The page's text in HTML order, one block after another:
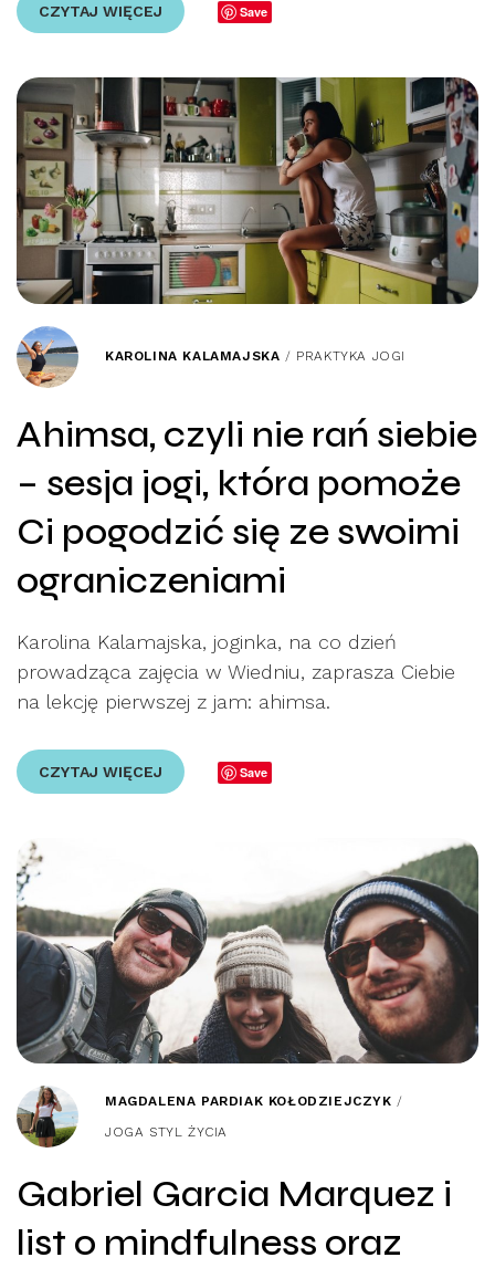
CZYTAJ WIĘCEJ Save
KAROLINA KALAMAJSKA / PRAKTYKA JOGI
Ahimsa, czyli nie rań siebie
– sesja jogi, która pomoże
Ci pogodzić się ze swoimi
ograniczeniami
Karolina Kalamajska, joginka, na co dzień
prowadząca zajęcia w Wiedniu, zaprasza Ciebie
na lekcję pierwszej z jam: ahimsa.
CZYTAJ WIĘCEJ Save
MAGDALENA PARDIAK KOŁODZIEJCZYK /
JOGA STYL ŻYCIA
Gabriel Garcia Marquez i
list o mindfulness oraz